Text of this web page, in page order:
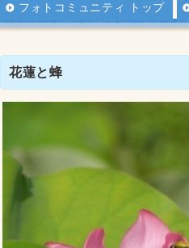
フォトコミュニティ トップ
花蓮と蜂